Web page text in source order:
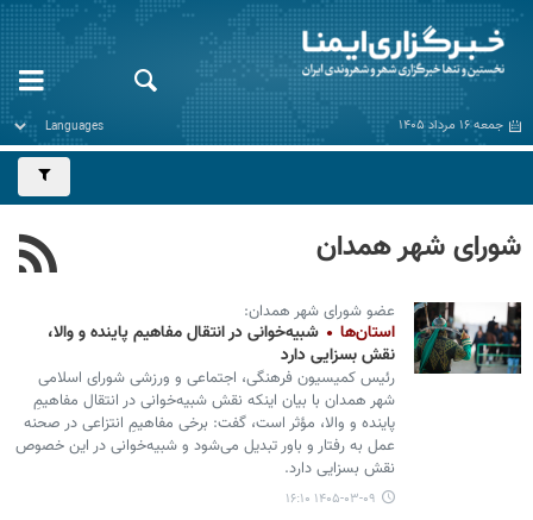
جمعه ۱۶ مرداد ۱۴۰۵
شورای شهر همدان
عضو شورای شهر همدان:
استان‌ها
شبیه‌خوانی در انتقال مفاهیم پاینده و والا،
نقش بسزایی دارد
رئیس کمیسیون فرهنگی، اجتماعی و ورزشی شورای اسلامی
شهر همدان با بیان اینکه نقش شبیه‌خوانی در انتقال مفاهیمِ
پاینده و والا، مؤثر است، گفت: برخی مفاهیمِ انتزاعی در صحنه
عمل به رفتار و باور تبدیل می‌شود و شبیه‌خوانی در این خصوص
نقش بسزایی دارد.
۱۴۰۵-۰۳-۰۹ ۱۶:۱۰